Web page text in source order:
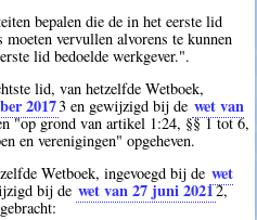
bepalen die de in het eerste lid
vervullen alvorens te kunnen
lid bedoelde werkgever.".
lid, van hetzelfde Wetboek,
20173 en gewijzigd bij de wet van
"op grond van artikel 1:24, §§ 1 tot 6,
en verenigingen" opgeheven.
Wetboek, ingevoegd bij de wet
bij de wet van 27 juni 20212,